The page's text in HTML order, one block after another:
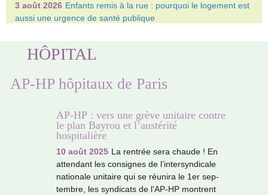
3 août 2026 Enfants remis à la rue : pourquoi le logement est
aussi une urgence de santé publique
HÔPITAL
AP-HP hôpitaux de Paris
AP-HP : vers une grève unitaire contre
le plan Bayrou et l’austérité
hospitalière
10 août 2025 La ren­trée sera chaude ! En
atten­dant les consi­gnes de l’inter­syn­di­cale
natio­nale uni­taire qui se réu­nira le 1er sep­
tem­bre, les syn­di­cats de l’AP-HP mon­trent